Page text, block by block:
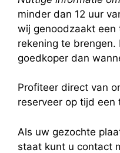
minder dan 12 uur
wij genoodzaakt een
rekening te brengen.
goedkoper dan
Profiteer direct van
reserveer op tijd een
Als uw gezochte
staat kunt u contact